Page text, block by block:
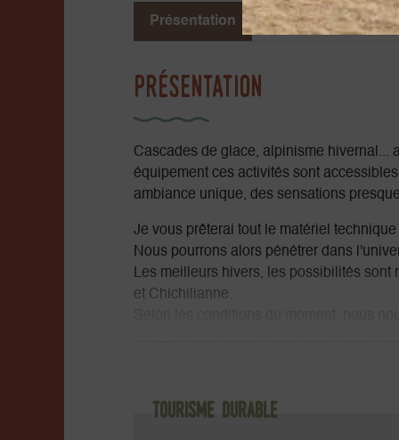
Présentation Ouvertures / tarifs
Présentation
Cascades de glace, alpinisme hivernal...
équipement ces activités sont
ambiance unique, des sensations
Je vous prêterai tout le matériel
Nous pourrons alors pénétrer dans
Les meilleurs hivers, les possibilités sont
et Chichilianne.
Tourisme durable